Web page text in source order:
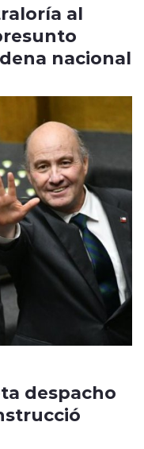
al
nacional
despacho